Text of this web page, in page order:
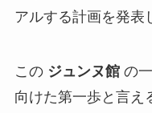
アルする計画を発表
この ジュンヌ館の
向けた第一歩と言え